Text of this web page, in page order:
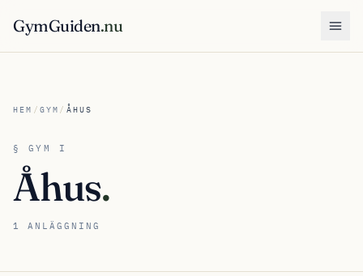
GymGuiden.nu
HEM / GYM / ÅHUS
§ GYM I
Åhus.
1 ANLÄGGNING